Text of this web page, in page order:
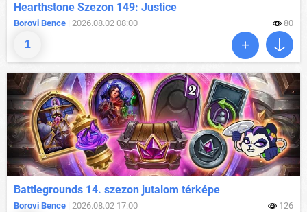
1
Hearthstone Szezon 149: Justice
Borovi Bence | 2026.08.02 08:00 80
Battlegrounds 14. szezon jutalom térképe
Borovi Bence | 2026.08.02 17:00 126